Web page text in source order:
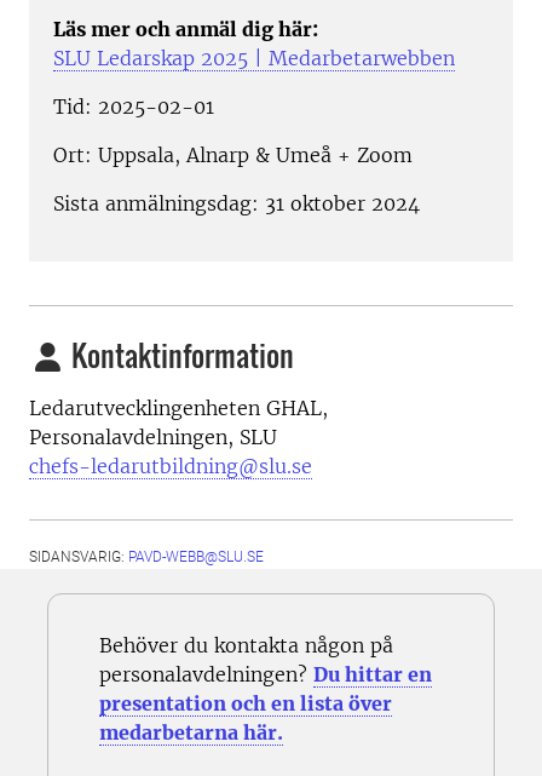
Läs mer och anmäl dig här:
SLU Ledarskap 2025 | Medarbetarwebben
Tid: 2025-02-01
Ort: Uppsala, Alnarp & Umeå + Zoom
Sista anmälningsdag: 31 oktober 2024
Kontaktinformation
Ledarutvecklingenheten GHAL,
Personalavdelningen, SLU
chefs-ledarutbildning@slu.se
SIDANSVARIG: PAVD-WEBB@SLU.SE
Behöver du kontakta någon på
personalavdelningen? Du hittar en
presentation och en lista över
medarbetarna här.